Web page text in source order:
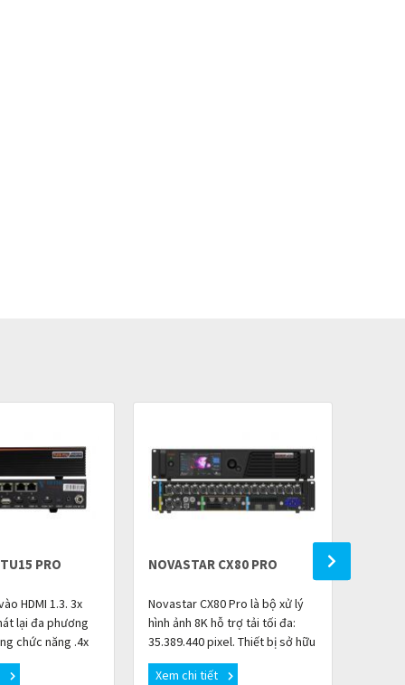
PRO
HDMI 1.3. 3x
lại đa phương
chức năng .4x
2,6 triệu điểm
âm thanh kỹ t
NOVASTAR CX80 PRO
Novastar CX80 Pro là bộ xử lý
hình ảnh 8K hỗ trợ tải tối đa:
35.389.440 pixel. Thiết bị sở hữu
nhiều giao diện đầu vào video
(HDMI 2.1, HDMI 2.0, DP 1
Xem chi tiết